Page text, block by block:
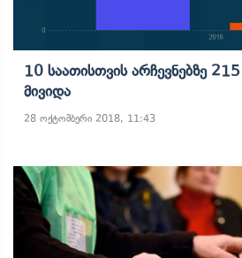
10 Საათისთვის Არჩევნებზე
Მივიდა
28 ოქტომბერი 2018, 11:43